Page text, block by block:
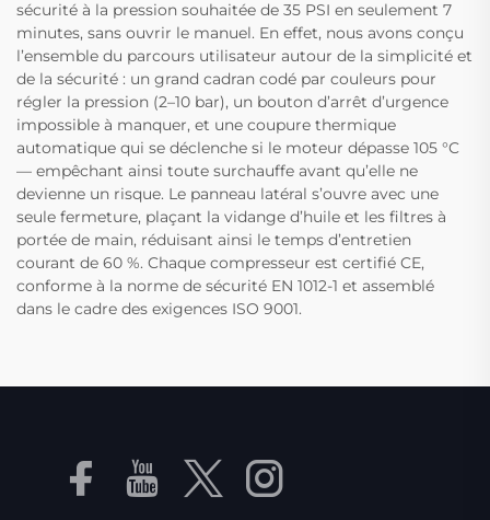
sécurité à la pression souhaitée de 35 PSI en seulement 7
minutes, sans ouvrir le manuel. En effet, nous avons conçu
l’ensemble du parcours utilisateur autour de la simplicité et
de la sécurité : un grand cadran codé par couleurs pour
régler la pression (2–10 bar), un bouton d’arrêt d’urgence
impossible à manquer, et une coupure thermique
automatique qui se déclenche si le moteur dépasse 105 °C
— empêchant ainsi toute surchauffe avant qu’elle ne
devienne un risque. Le panneau latéral s’ouvre avec une
seule fermeture, plaçant la vidange d’huile et les filtres à
portée de main, réduisant ainsi le temps d’entretien
courant de 60 %. Chaque compresseur est certifié CE,
conforme à la norme de sécurité EN 1012-1 et assemblé
dans le cadre des exigences ISO 9001.